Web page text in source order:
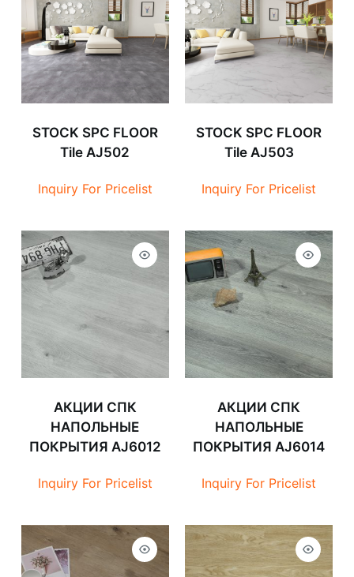
STOCK SPC FLOOR
Tile AJ502
Inquiry For Pricelist
STOCK SPC FLOOR
Tile AJ503
Inquiry For Pricelist
АКЦИИ СПК
НАПОЛЬНЫЕ
ПОКРЫТИЯ AJ6012
Inquiry For Pricelist
АКЦИИ СПК
НАПОЛЬНЫЕ
ПОКРЫТИЯ AJ6014
Inquiry For Pricelist